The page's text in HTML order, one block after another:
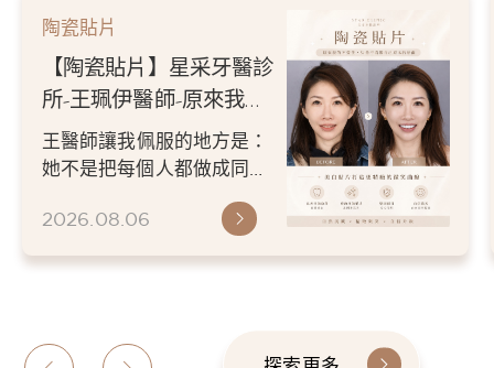
陶瓷貼片
【陶瓷貼片】星采牙醫診
所-王珮伊醫師-原來我的
不愛笑，只是不喜歡自己
原本的牙齒
王醫師讓我佩服的地方是：
她不是把每個人都做成同一
更適合自己的樣子。 現...
2026.08.06